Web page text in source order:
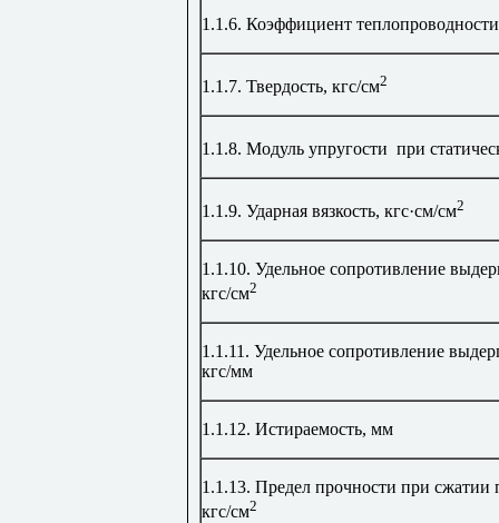
1.1.6. Коэффициент
1.1.7. Твердость, кгс/см2
1.1.8. Модуль упругости при
1.1.9. Ударная вязкость, кгс·см/см2
1.1.10. Удельное сопротивление
кгс/см2
1.1.11. Удельное сопротивление
кгс/мм
1.1.12. Истираемость, мм
1.1.13. Предел прочности при сжатии
кгс/см2